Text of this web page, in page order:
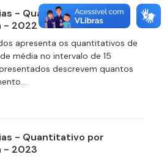
- Quantitativo por
- 2022
apresenta os quantitativos de
média no intervalo de 15
descrevem quantos
- Quantitativo por
- 2023